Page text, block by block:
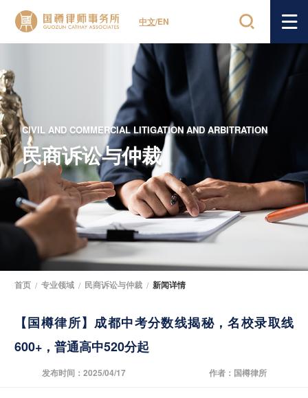
中文/EN
CIVIL AND COMMERCIAL LITIGATION AND ARBITRATION
民商诉讼与仲裁
首页 / 专业领域 / 民商诉讼与仲裁 / 新闻详情
【国樽律所】成都中考分数线揭秘，名校录取线
600+，普通高中520分起
发布时间：2025/04/17 作者：国樽律所